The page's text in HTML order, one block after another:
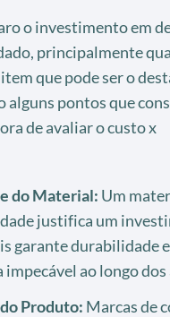
o investimento em
principalmente
que pode ser o
alguns pontos que
de avaliar o custo x
do Material: Um
justifica um
garante durabilidade e
impecável ao longo dos
Produto: Marcas de